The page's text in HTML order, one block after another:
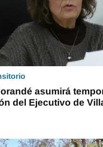
asumirá
del Ejecutivo de